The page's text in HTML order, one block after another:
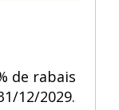
de rabais
12/2029.